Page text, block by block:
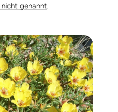
nicht genannt.